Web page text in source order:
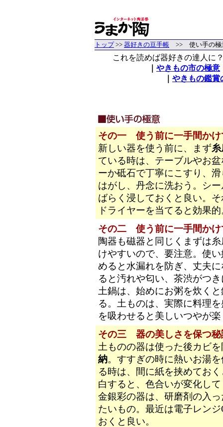
トップ>> 器好きの豆手帳 >> 使い手の極
これを読めば器好きの達人に
やきもの市の極意
やきもの鑑賞
その一 使う前に一手間かけ
新しい器を使う前に、まず
ている時は、テーブルやお
ーか砥石で丁寧にこすり、
はがし、丹念に洗おう。シ
ばらく浸しておくと良い。
ドライヤーを当てると効果
その二 使う前に一手間かけ
陶器も磁器と同じくまずは
けやすいので、要注意。使
めると水漏れを防ぎ、丈夫
ると汚れや匂い、茶渋がつ
土鍋は、始めにお粥を炊く
る。土ものは、実際に料理
を吸わせると美しいつやが
その三 器の美しさを保つ秘
土ものの器は使った後カビ
納。すすぎの時に熱いお湯
る時は、間に紙を挟めてお
白すると、色合いが変化し
金銀彩の器は、研磨剤の入
たいもの。最近は電子レン
おくと良い。